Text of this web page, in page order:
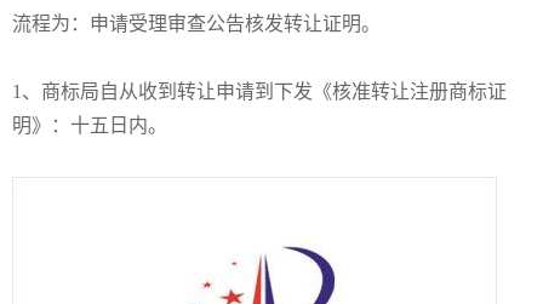
流程为： 申请受理审查公告核发转让证明。
1、
商标局自从收到转让申请到下发《核准转让注册商标证
明》：十五日内。